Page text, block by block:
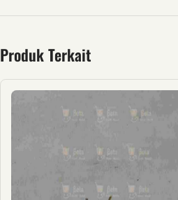
Produk Terkait